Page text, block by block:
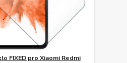
FIXED pro Xiaomi Redmi